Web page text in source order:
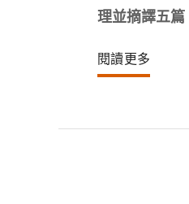
理並摘譯五
閱讀更多